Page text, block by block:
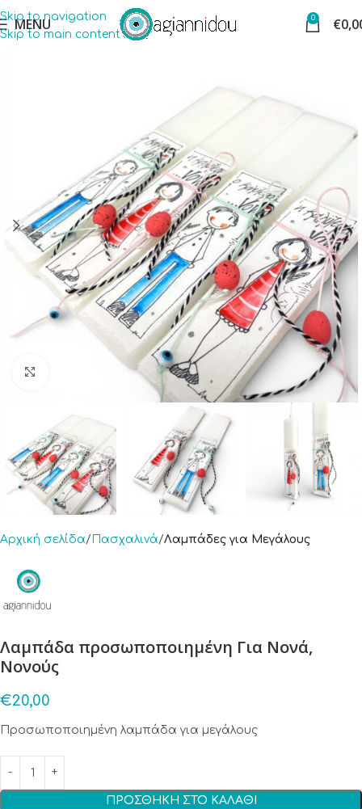
Skip to navigation
Skip to main content
MENU 0 €
Click to enlarge
Αρχική σελίδα Πασχαλινά Λαμπάδες για Μεγάλους
Λαμπάδα προσωποποιημένη Για Noνά,
Νονούς
€20,00
Προσωποποιημένη λαμπάδα για μεγάλους
ΠΡΟΣΘΉΚΗ ΣΤΟ ΚΑΛΆΘΙ